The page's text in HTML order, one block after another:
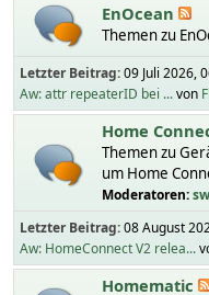
EnOcean
Themen zu
Letzter Beitrag:09 Juli 2026,
Aw: attr repeaterID bei ...von
Home
Themen zu
um Home
Moderatoren:
Letzter Beitrag:08 August
Aw: HomeConnect V2 relea...
Homematic